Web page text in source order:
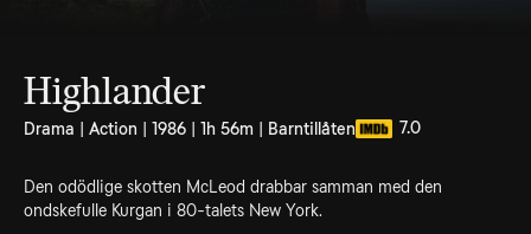
Highlander
Drama | Action | 1986 | 1h 56m | Barntillåten 7.0
Den odödlige skotten McLeod drabbar samman med den
ondskefulle Kurgan i 80-talets New York.